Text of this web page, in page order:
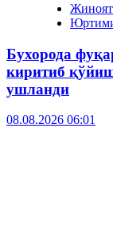
Жиноят
Бухорода
киритиб
ушланди
08.08.2026 06:01